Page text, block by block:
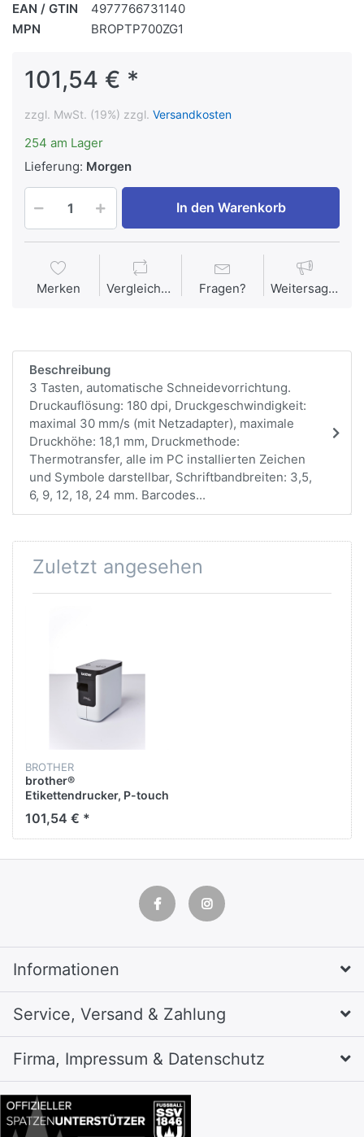
EAN / GTIN
4977766731140
MPN
BROPTP700ZG1
101,54 € *
zzgl. MwSt. (19%) zzgl. Versandkosten
254 am Lager
Lieferung: Morgen
In den Warenkorb
Merken Vergleichen Fragen? Weitersagen
Beschreibung
3 Tasten, automatische Schneidevorrichtung.
Druckauflösung: 180 dpi, Druckgeschwindigkeit:
maximal 30 mm/s (mit Netzadapter), maximale
Druckhöhe: 18,1 mm, Druckmethode:
Thermotransfer, alle im PC installierten Zeichen
und Symbole darstellbar, Schriftbandbreiten: 3,5,
6, 9, 12, 18, 24 mm. Barcodes...
Zuletzt angesehen
BROTHER
brother®
Etikettendrucker, P-touch
P700, PC/MAC, PC-
Anbindung: USB, 78 x 152
x 143 mm, 710 g,
101,54 € *
Informationen
Service, Versand & Zahlung
Firma, Impressum & Datenschutz